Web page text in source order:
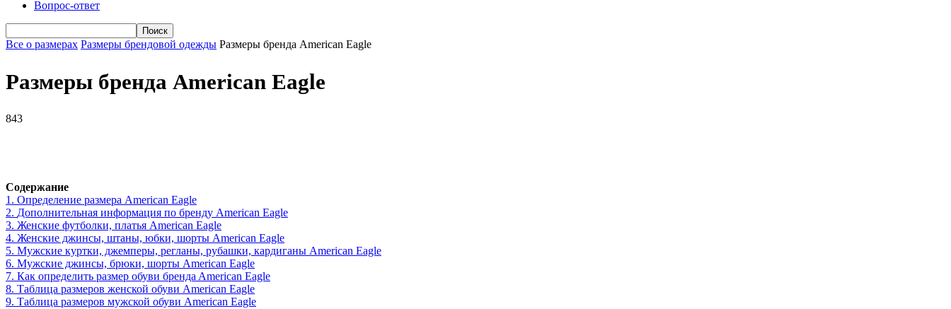
Вопрос-ответ
Все о размерах Размеры брендовой одежды Размеры бренда American Eagle
Размеры бренда American Eagle
843
Содержание
1. Определение размера American Eagle
2. Дополнительная информация по бренду American Eagle
3. Женские футболки, платья American Eagle
4. Женские джинсы, штаны, юбки, шорты American Eagle
5. Мужские куртки, джемперы, регланы, рубашки, кардиганы American Eagle
6. Мужские джинсы, брюки, шорты American Eagle
7. Как определить размер обуви брендa American Eagle
8. Таблица размеров женской обуви American Eagle
9. Таблица размеров мужской обуви American Eagle